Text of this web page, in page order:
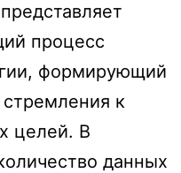
процесс
формирующий
к
целей. В
данных